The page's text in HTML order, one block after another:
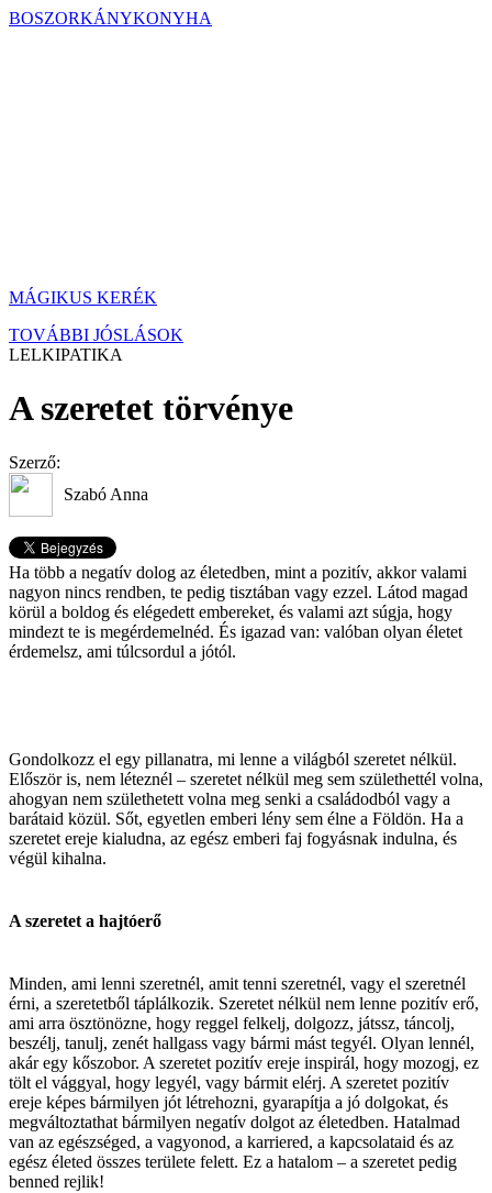
BOSZORKÁNYKONYHA
MÁGIKUS KERÉK
TOVÁBBI JÓSLÁSOK
LELKIPATIKA
A szeretet törvénye
Szerző:
Szabó Anna
Ha több a negatív dolog az életedben, mint a pozitív, akkor valami
nagyon nincs rendben, te pedig tisztában vagy ezzel. Látod magad
körül a boldog és elégedett embereket, és valami azt súgja, hogy
mindezt te is megérdemelnéd. És igazad van: valóban olyan életet
érdemelsz, ami túlcsordul a jótól.
Gondolkozz el egy pillanatra, mi lenne a világból szeretet nélkül.
Először is, nem léteznél – szeretet nélkül meg sem születhettél volna,
ahogyan nem születhetett volna meg senki a családodból vagy a
barátaid közül. Sőt, egyetlen emberi lény sem élne a Földön. Ha a
szeretet ereje kialudna, az egész emberi faj fogyásnak indulna, és
végül kihalna.
A szeretet a hajtóerő
Minden, ami lenni szeretnél, amit tenni szeretnél, vagy el szeretnél
érni, a szeretetből táplálkozik. Szeretet nélkül nem lenne pozitív erő,
ami arra ösztönözne, hogy reggel felkelj, dolgozz, játssz, táncolj,
beszélj, tanulj, zenét hallgass vagy bármi mást tegyél. Olyan lennél,
akár egy kőszobor. A szeretet pozitív ereje inspirál, hogy mozogj, ez
tölt el vággyal, hogy legyél, vagy bármit elérj. A szeretet pozitív
ereje képes bármilyen jót létrehozni, gyarapítja a jó dolgokat, és
megváltoztathat bármilyen negatív dolgot az életedben. Hatalmad
van az egészséged, a vagyonod, a karriered, a kapcsolataid és az
egész életed összes területe felett. Ez a hatalom – a szeretet pedig
benned rejlik!